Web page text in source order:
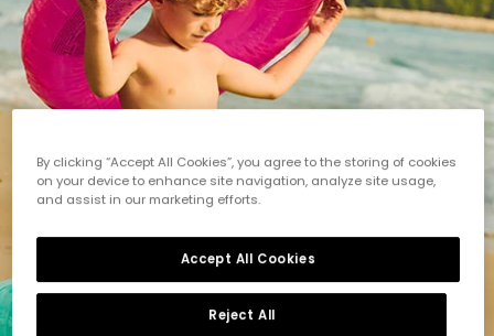
Continua Inizio ordine
By clicking “Accept All Cookies”, you agree to the storing of cookies
on your device to enhance site navigation, analyze site usage,
and assist in our marketing efforts.
Reject All
Accept All Cookies